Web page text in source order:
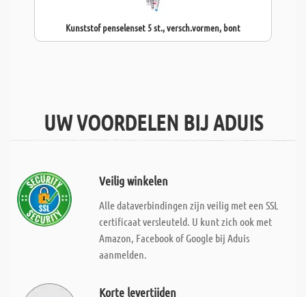
Kunststof penselenset 5 st., versch.vormen, bont
UW VOORDELEN BIJ ADUIS
Veilig winkelen
Alle dataverbindingen zijn veilig met een SSL
certificaat versleuteld. U kunt zich ook met
Amazon, Facebook of Google bij Aduis
aanmelden.
Korte levertijden